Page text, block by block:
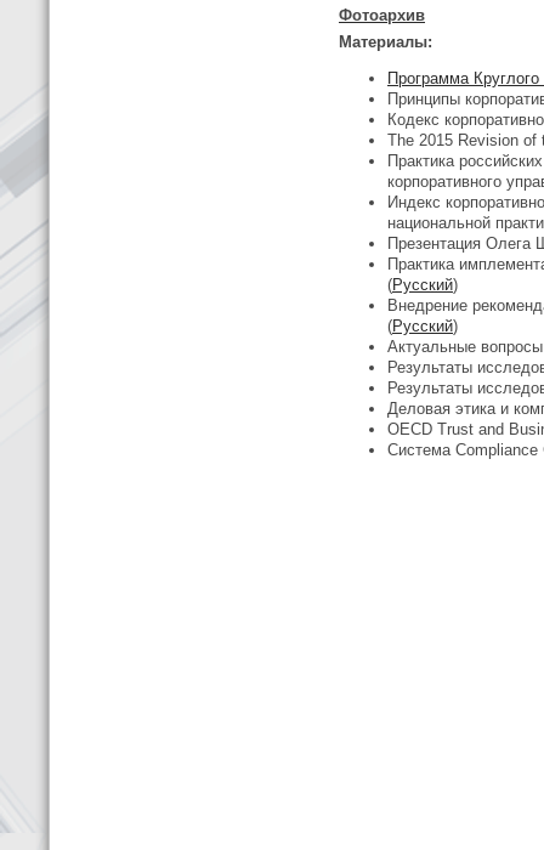
Фотоархив
Материалы:
Программа Круглого
Принципы
Кодекс
The 2015 Revision of
Практика
корпоративного
Индекс
национальной
Презентация Олега
Практика
(Русский)
Внедрение
(Русский)
Актуальные
Результаты
Результаты
Деловая этика и
OECD Trust and
Система